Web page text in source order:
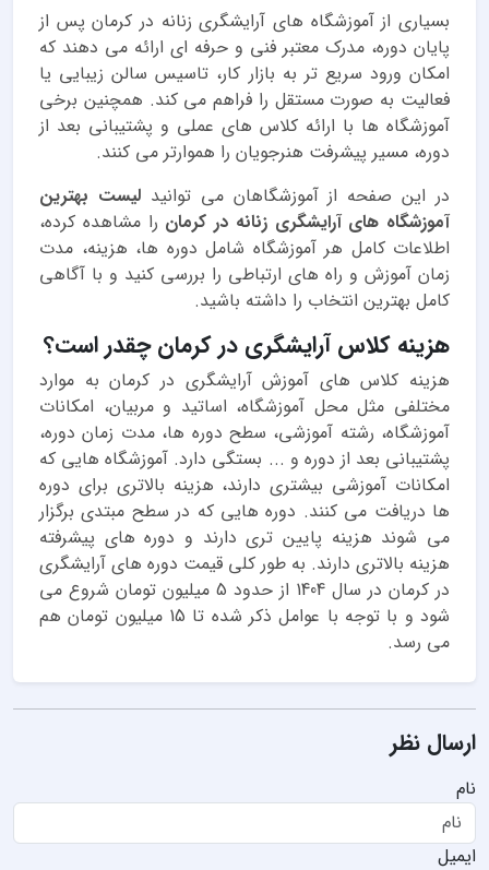
بسیاری از آموزشگاه های آرایشگری زنانه در کرمان پس از
پایان دوره، مدرک معتبر فنی و حرفه ای ارائه می دهند که
امکان ورود سریع تر به بازار کار، تاسیس سالن زیبایی یا
فعالیت به صورت مستقل را فراهم می کند. همچنین برخی
آموزشگاه ها با ارائه کلاس های عملی و پشتیبانی بعد از
دوره، مسیر پیشرفت هنرجویان را هموارتر می کنند.
در این صفحه از آموزشگاهان می توانیدلیست بهترین
آموزشگاه های آرایشگری زنانه در کرمان را مشاهده کرده،
اطلاعات کامل هر آموزشگاه شامل دوره ها، هزینه، مدت
زمان آموزش و راه های ارتباطی را بررسی کنید و با آگاهی
کامل بهترین انتخاب را داشته باشید.
هزینه کلاس آرایشگری در کرمان چقدر است؟
هزینه کلاس های آموزش آرایشگری در کرمان به موارد
مختلفی مثل محل آموزشگاه، اساتید و مربیان، امکانات
آموزشگاه، رشته آموزشی، سطح دوره ها، مدت زمان دوره،
پشتیبانی بعد از دوره و ... بستگی دارد. آموزشگاه هایی که
امکانات آموزشی بیشتری دارند، هزینه بالاتری برای دوره
ها دریافت می کنند. دوره هایی که در سطح مبتدی برگزار
می شوند هزینه پایین تری دارند و دوره های پیشرفته
هزینه بالاتری دارند. به طور کلی قیمت دوره های آرایشگری
در کرمان در سال 1404 از حدود 5 میلیون تومان شروع می
شود و با توجه با عوامل ذکر شده تا 15 میلیون تومان هم
می رسد.
ارسال نظر
نام
ایمیل